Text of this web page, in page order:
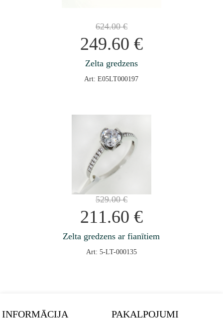
624.00€
249.60 €
Zelta gredzens
Art: E05LT000197
529.00€
211.60 €
Zelta gredzens ar fianītiem
Art: 5-LT-000135
INFORMĀCIJA PAKALPOJUMI